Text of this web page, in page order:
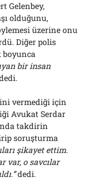
Gelenbey,
olduğunu,
üzerine onu
Diğer polis
boyunca
bir insan
vermediği için
Avukat Serdar
takdirin
soruşturma
şikayet ettim.
var, o savcılar
dedi.